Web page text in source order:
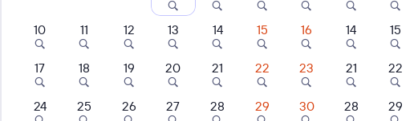
10 11 12 13 14 15 16
17 18 19 20 21 22 23
24 25 26 27 28 29 30
14 15
21 22
28 29